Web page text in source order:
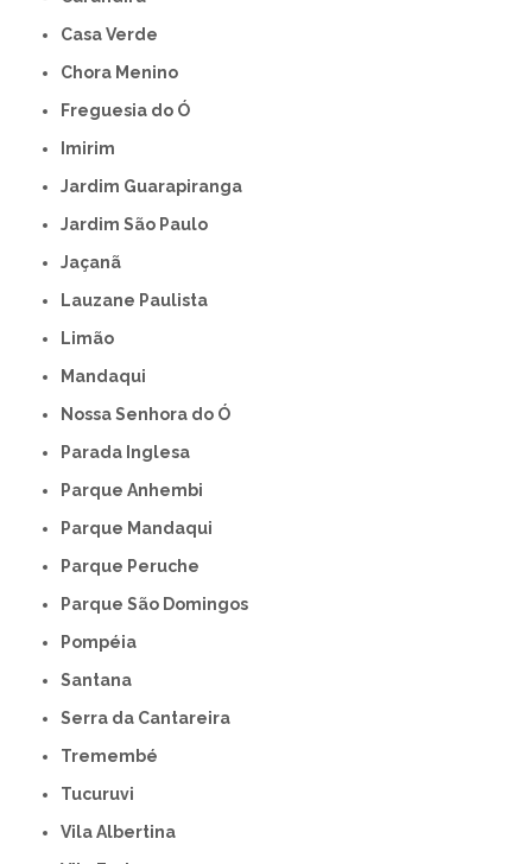
Casa Verde
Chora Menino
Freguesia do Ó
Imirim
Jardim Guarapiranga
Jardim São Paulo
Jaçanã
Lauzane Paulista
Limão
Mandaqui
Nossa Senhora do Ó
Parada Inglesa
Parque Anhembi
Parque Mandaqui
Parque Peruche
Parque São Domingos
Pompéia
Santana
Serra da Cantareira
Tremembé
Tucuruvi
Vila Albertina